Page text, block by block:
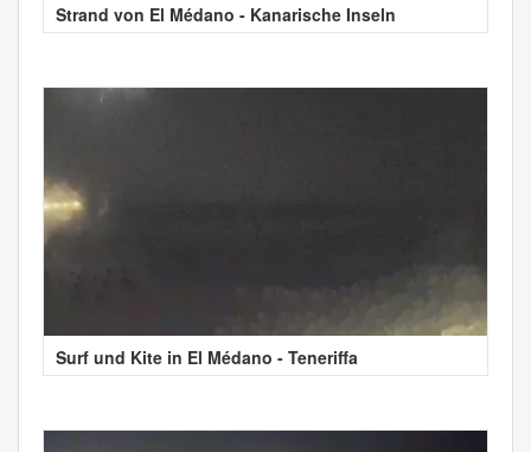
Strand von El Médano - Kanarische Inseln
Surf und Kite in El Médano - Teneriffa